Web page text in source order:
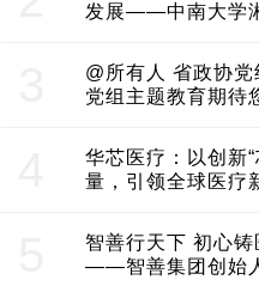
发展——中南大学
@所有人 省政协党
党组主题教育期待
华芯医疗：以创新“
量，引领全球医疗
智善行天下 初心铸医美
——智善集团创始